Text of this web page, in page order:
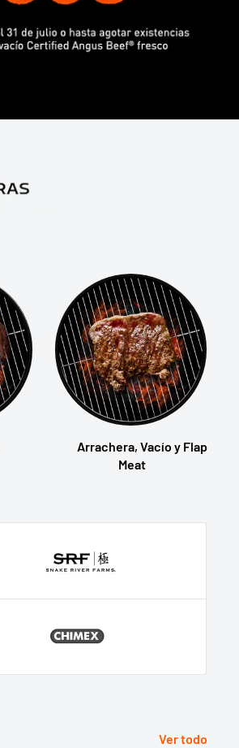
Arrachera, Vacío y Flap
Meat
Ver todo